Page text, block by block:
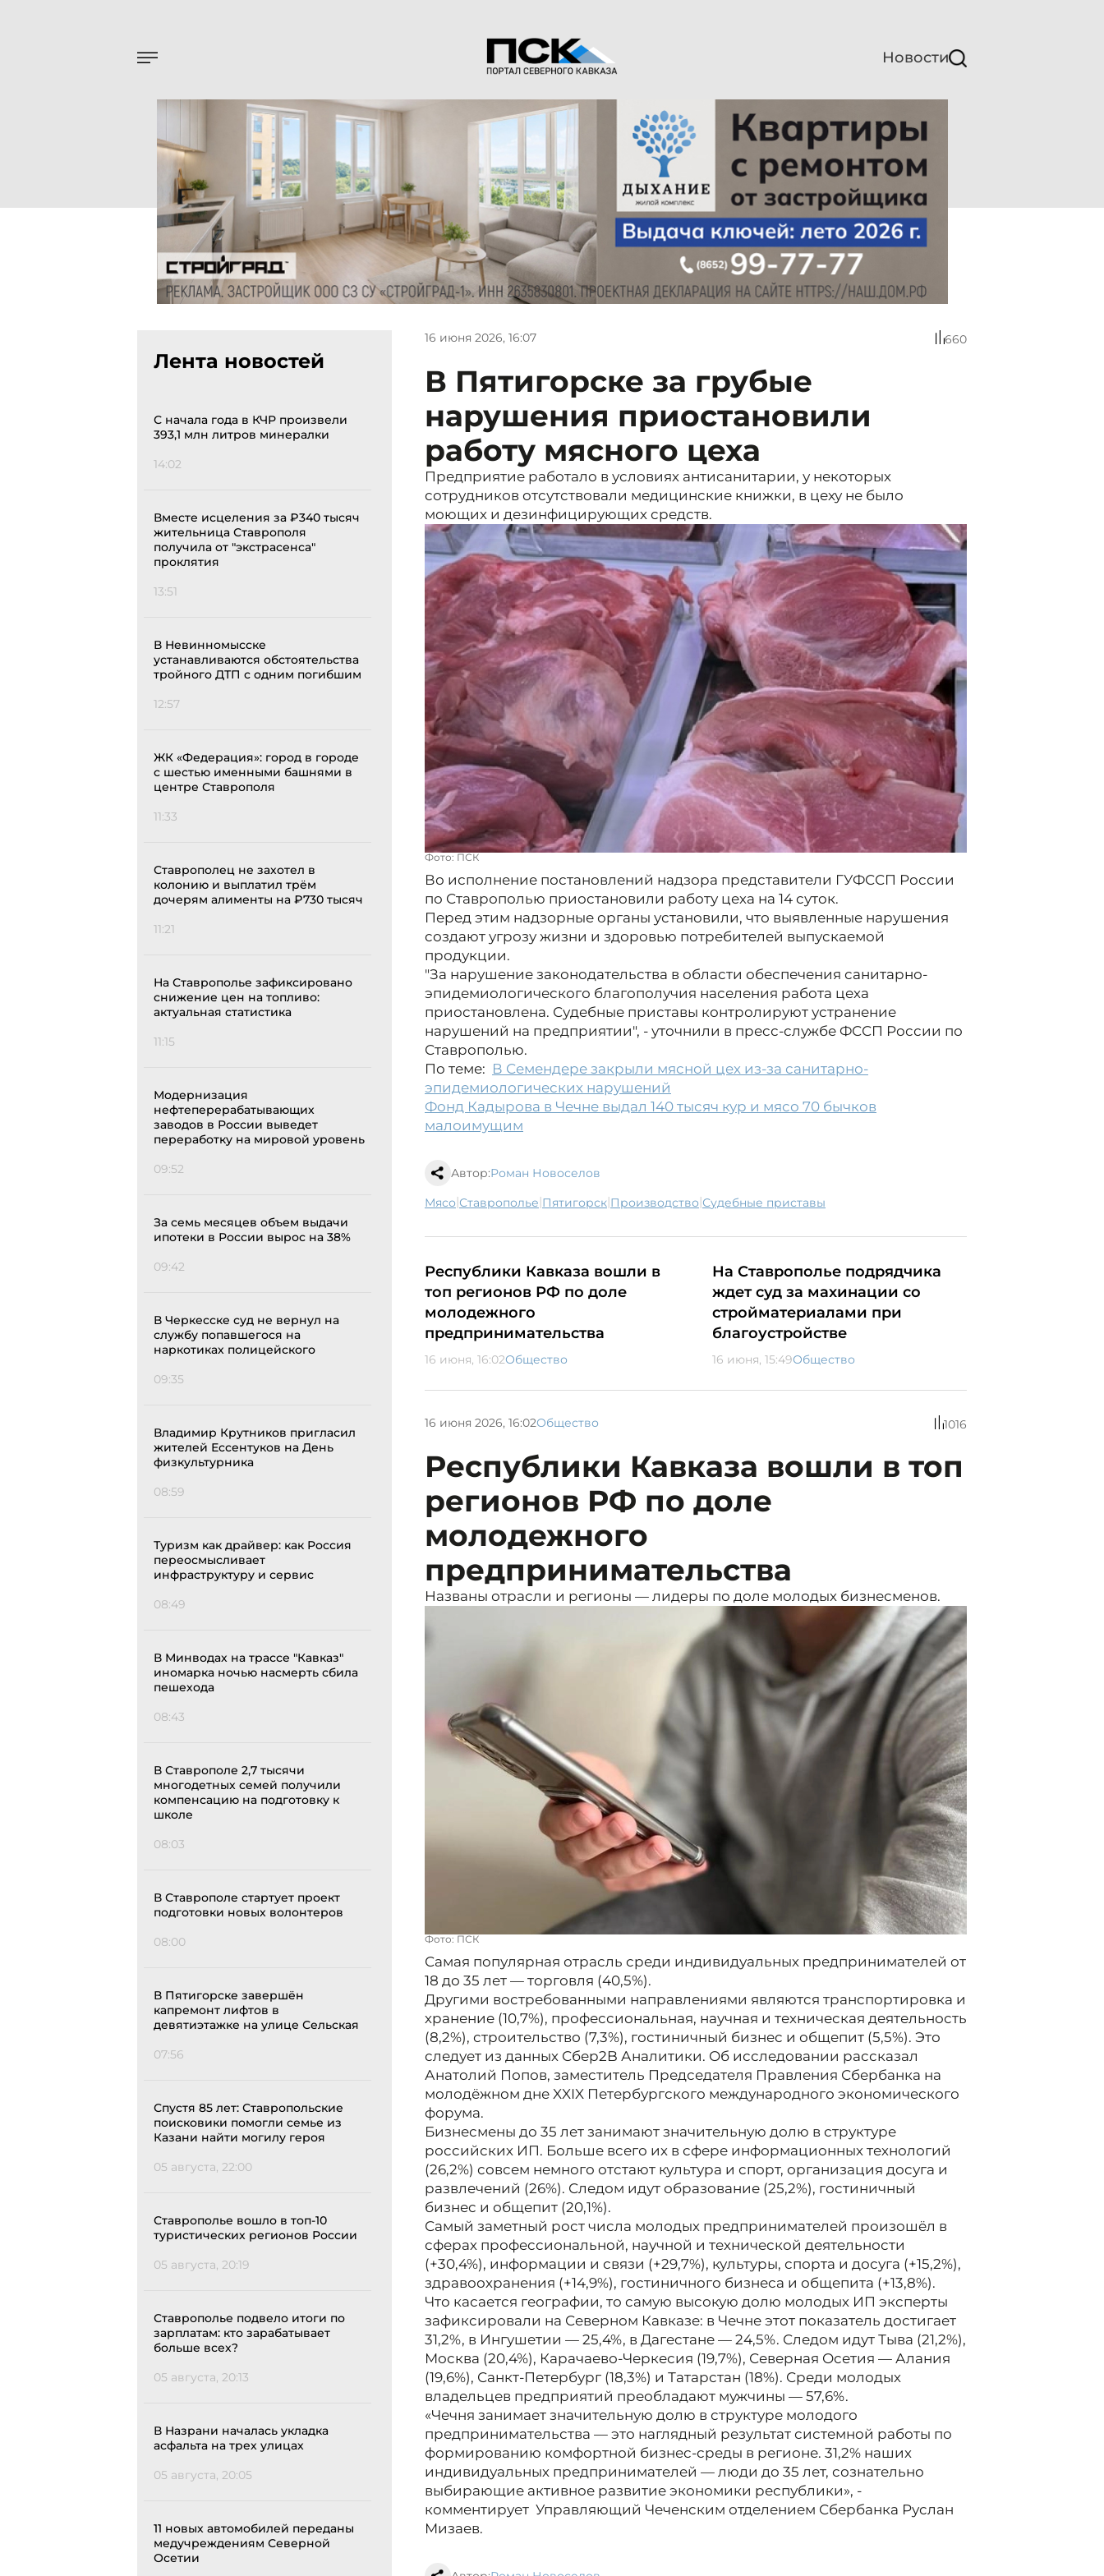
Новости
Лента новостей
С начала года в КЧР произвели
393,1 млн литров минералки
14:02
Вместе исцеления за ₽340 тысяч
жительница Ставрополя
получила от "экстрасенса"
проклятия
13:51
В Невинномысске
устанавливаются обстоятельства
тройного ДТП с одним погибшим
12:57
ЖК «Федерация»: город в городе
с шестью именными башнями в
центре Ставрополя
11:33
Ставрополец не захотел в
колонию и выплатил трём
дочерям алименты на ₽730 тысяч
11:21
На Ставрополье зафиксировано
снижение цен на топливо:
актуальная статистика
11:15
Модернизация
нефтеперерабатывающих
заводов в России выведет
переработку на мировой уровень
09:52
За семь месяцев объем выдачи
ипотеки в России вырос на 38%
09:42
В Черкесске суд не вернул на
службу попавшегося на
наркотиках полицейского
09:35
Владимир Крутников пригласил
жителей Ессентуков на День
физкультурника
08:59
Туризм как драйвер: как Россия
переосмысливает
инфраструктуру и сервис
08:49
В Минводах на трассе "Кавказ"
иномарка ночью насмерть сбила
пешехода
08:43
В Ставрополе 2,7 тысячи
многодетных семей получили
компенсацию на подготовку к
школе
08:03
В Ставрополе стартует проект
подготовки новых волонтеров
08:00
В Пятигорске завершён
капремонт лифтов в
девятиэтажке на улице Сельская
07:56
Спустя 85 лет: Ставропольские
поисковики помогли семье из
Казани найти могилу героя
05 августа, 22:00
Ставрополье вошло в топ-10
туристических регионов России
05 августа, 20:19
Ставрополье подвело итоги по
зарплатам: кто зарабатывает
больше всех?
05 августа, 20:13
В Назрани началась укладка
асфальта на трех улицах
05 августа, 20:05
11 новых автомобилей переданы
медучреждениям Северной
Осетии
16 июня 2026, 16:07 660
В Пятигорске за грубые
нарушения приостановили
работу мясного цеха
Предприятие работало в условиях антисанитарии, у некоторых
сотрудников отсутствовали медицинские книжки, в цеху не было
моющих и дезинфицирующих средств.
Фото: ПСК
Во исполнение постановлений надзора представители ГУФССП России
по Ставрополью приостановили работу цеха на 14 суток.
Перед этим надзорные органы установили, что выявленные нарушения
создают угрозу жизни и здоровью потребителей выпускаемой
продукции.
"За нарушение законодательства в области обеспечения санитарно-
эпидемиологического благополучия населения работа цеха
приостановлена. Судебные приставы контролируют устранение
нарушений на предприятии", - уточнили в пресс-службе ФССП России по
Ставрополью.
По теме: В Семендере закрыли мясной цех из-за санитарно-
эпидемиологических нарушений
Фонд Кадырова в Чечне выдал 140 тысяч кур и мясо 70 бычков
малоимущим
Автор:Роман Новоселов
мясо| Ставрополье| Пятигорск| производство| судебные приставы
Республики Кавказа вошли в
топ регионов РФ по доле
молодежного
предпринимательства
16 июня, 16:02Общество
На Ставрополье подрядчика
ждет суд за махинации со
стройматериалами при
благоустройстве
16 июня, 15:49Общество
16 июня 2026, 16:02Общество 1016
Республики Кавказа вошли в топ
регионов РФ по доле
молодежного
предпринимательства
Названы отрасли и регионы — лидеры по доле молодых бизнесменов.
Фото: ПСК
Самая популярная отрасль среди индивидуальных предпринимателей от
18 до 35 лет — торговля (40,5%).
Другими востребованными направлениями являются транспортировка и
хранение (10,7%), профессиональная, научная и техническая деятельность
(8,2%), строительство (7,3%), гостиничный бизнес и общепит (5,5%). Это
следует из данных Сбер2B Аналитики. Об исследовании рассказал
Анатолий Попов, заместитель Председателя Правления Сбербанка на
молодёжном дне XXIX Петербургского международного экономического
форума.
Бизнесмены до 35 лет занимают значительную долю в структуре
российских ИП. Больше всего их в сфере информационных технологий
(26,2%) совсем немного отстают культура и спорт, организация досуга и
развлечений (26%). Следом идут образование (25,2%), гостиничный
бизнес и общепит (20,1%).
Самый заметный рост числа молодых предпринимателей произошёл в
сферах профессиональной, научной и технической деятельности
(+30,4%), информации и связи (+29,7%), культуры, спорта и досуга (+15,2%),
здравоохранения (+14,9%), гостиничного бизнеса и общепита (+13,8%).
Что касается географии, то самую высокую долю молодых ИП эксперты
зафиксировали на Северном Кавказе: в Чечне этот показатель достигает
31,2%, в Ингушетии — 25,4%, в Дагестане — 24,5%. Следом идут Тыва (21,2%),
Москва (20,4%), Карачаево-Черкесия (19,7%), Северная Осетия — Алания
(19,6%), Санкт-Петербург (18,3%) и Татарстан (18%). Среди молодых
владельцев предприятий преобладают мужчины — 57,6%.
«Чечня занимает значительную долю в структуре молодого
предпринимательства — это наглядный результат системной работы по
формированию комфортной бизнес-среды в регионе. 31,2% наших
индивидуальных предпринимателей — люди до 35 лет, сознательно
выбирающие активное развитие экономики республики», -
комментирует Управляющий Чеченским отделением Сбербанка Руслан
Мизаев.